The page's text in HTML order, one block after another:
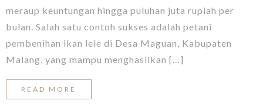
meraup keuntungan hingga puluhan juta rupiah per
bulan. Salah satu contoh sukses adalah petani
pembenihan ikan lele di Desa Maguan, Kabupaten
Malang, yang mampu menghasilkan […]
READ MORE